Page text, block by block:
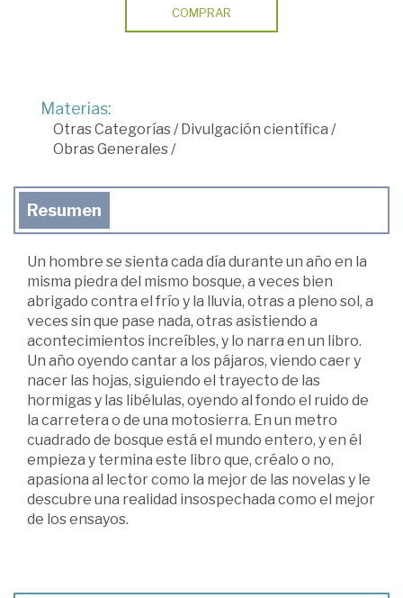
COMPRAR
Materias:
Otras Categorías /Divulgación científica /
Obras Generales /
Resumen
Un hombre se sienta cada día durante un año en la
misma piedra del mismo bosque, a veces bien
abrigado contra el frío y la lluvia, otras a pleno sol, a
veces sin que pase nada, otras asistiendo a
acontecimientos increíbles, y lo narra en un libro.
Un año oyendo cantar a los pájaros, viendo caer y
nacer las hojas, siguiendo el trayecto de las
hormigas y las libélulas, oyendo al fondo el ruido de
la carretera o de una motosierra. En un metro
cuadrado de bosque está el mundo entero, y en él
empieza y termina este libro que, créalo o no,
apasiona al lector como la mejor de las novelas y le
descubre una realidad insospechada como el mejor
de los ensayos.